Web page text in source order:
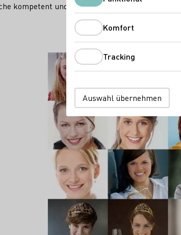
kompetent und kommunikationsstarkFunktional
Komfort
Tracking
Auswahl übernehmen